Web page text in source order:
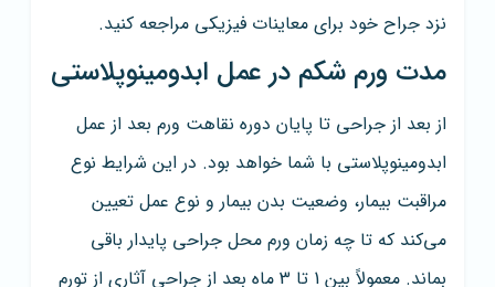
نزد جراح خود برای معاینات فیزیکی مراجعه کنید.
مدت ورم شکم در عمل ابدومینوپلاستی
از بعد از جراحی تا پایان دوره نقاهت ورم بعد از عمل
ابدومینوپلاستی با شما خواهد بود. در این شرایط نوع
مراقبت بیمار، وضعیت بدن بیمار و نوع عمل تعیین
می‌کند که تا چه زمان ورم محل جراحی پایدار باقی
بماند. معمولاً بین 1 تا 3 ماه بعد از جراحی آثاری از تورم